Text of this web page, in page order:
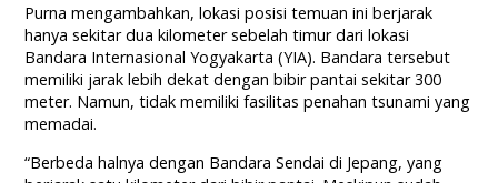
Purna mengambahkan, lokasi posisi temuan ini berjarak
hanya sekitar dua kilometer sebelah timur dari lokasi
Bandara Internasional Yogyakarta (YIA). Bandara tersebut
memiliki jarak lebih dekat dengan bibir pantai sekitar 300
meter. Namun, tidak memiliki fasilitas penahan tsunami yang
memadai.
“Berbeda halnya dengan Bandara Sendai di Jepang, yang